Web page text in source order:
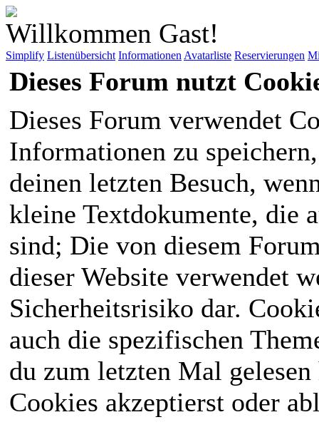
Willkommen Gast!
Simplify Listenübersicht Informationen Avatarliste Reservierungen
Dieses Forum nutzt
Dieses Forum verwendet
Informationen zu
deinen letzten Besuch,
kleine Textdokumente, die
sind; Die von diesem
dieser Website verwendet
Sicherheitsrisiko dar.
auch die spezifischen
du zum letzten Mal
Cookies akzeptierst oder